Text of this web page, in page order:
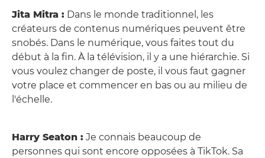
Jita Mitra : Dans le monde traditionnel, les
créateurs de contenus numériques peuvent être
snobés. Dans le numérique, vous faites tout du
début à la fin. À la télévision, il y a une hiérarchie. Si
vous voulez changer de poste, il vous faut gagner
votre place et commencer en bas ou au milieu de
l'échelle.
Harry Seaton : Je connais beaucoup de
personnes qui sont encore opposées à TikTok. Sa